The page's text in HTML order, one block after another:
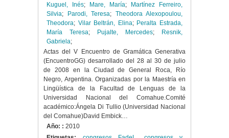
Kuguel, Inés; Mare, María;
Martínez Ferreiro,
Silvia; Parodi, Teresa; Theodora Alexopoulou,
Theodora; Vilar Beltrán, Elina; Peralta Estrada,
María Teresa; Pujalte, Mercedes;
Resnik,
Gabriela;
Actas del V Encuentro de Gramática Generativa
(EncuentroGG) desarrollado del 28 al 30 de julio
de 2008 en la Ciudad de General Roca, Río
Negro, Argentina. Organizadas por la Maestría en
Lingüística de la Facultad de Lenguas de la
Universidad Nacional del Comahue.Comité
académico:Ángela Di Tullio (Universidad Nacional
del Comahue)David Embick…
Año: : 2010